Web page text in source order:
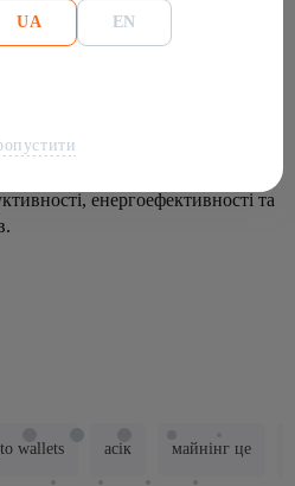
ASIC-майнери Bitmain, що
та обирайте обладнання
енергоефективності та
wallets асік майнінг це
UA EN